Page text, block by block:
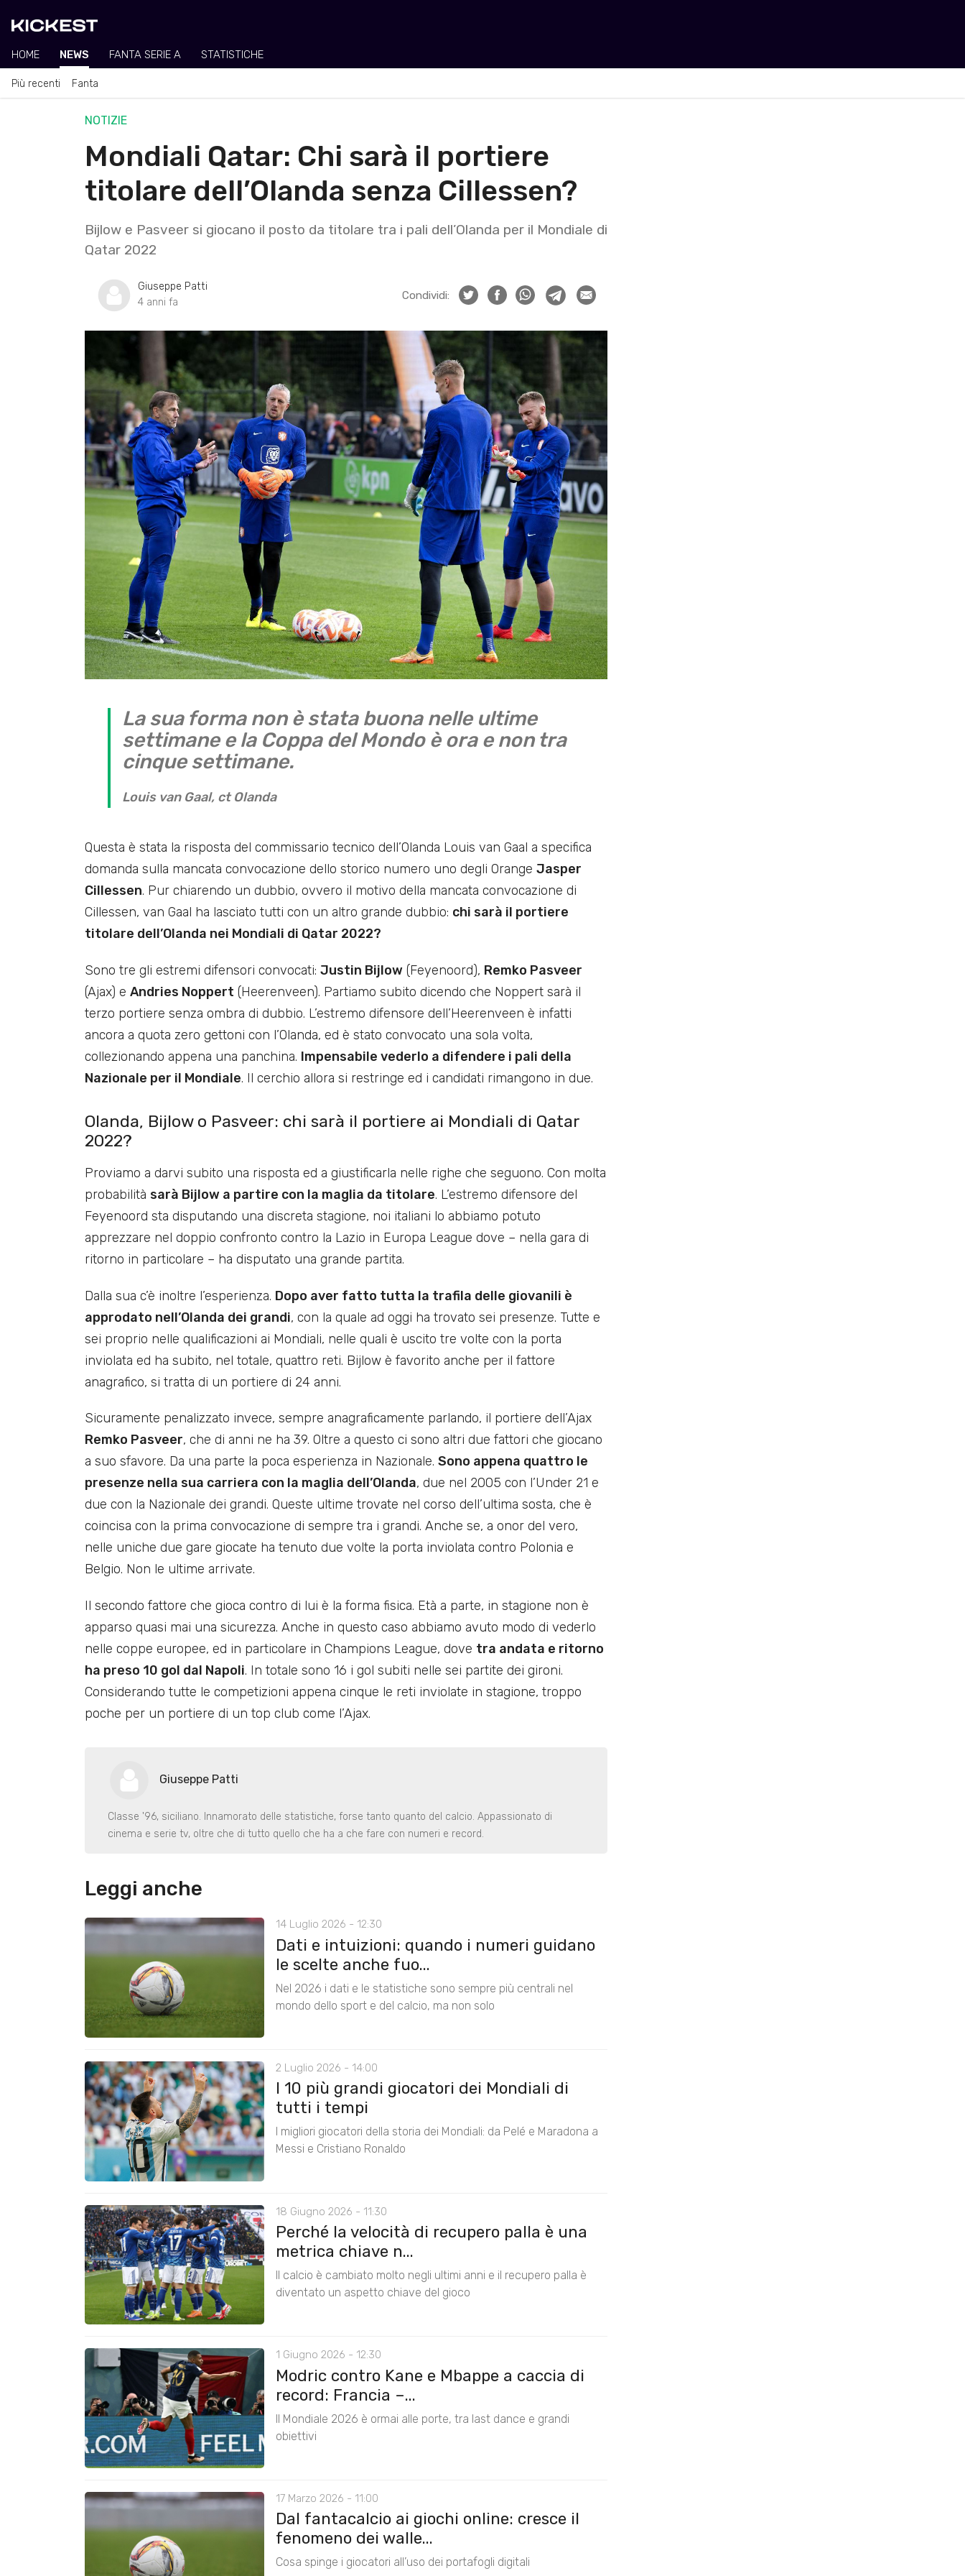
HOME NEWS FANTA SERIE A STATISTICHE
Più recenti Fanta
NOTIZIE
Mondiali Qatar: Chi sarà il portiere
titolare dell’Olanda senza Cillessen?
Bijlow e Pasveer si giocano il posto da titolare tra i pali dell’Olanda per il Mondiale di
Qatar 2022
Giuseppe Patti
4 anni fa
Condividi:
La sua forma non è stata buona nelle ultime
settimane e la Coppa del Mondo è ora e non tra
cinque settimane.
Louis van Gaal, ct Olanda
Questa è stata la risposta del commissario tecnico dell’Olanda Louis van Gaal a specifica
domanda sulla mancata convocazione dello storico numero uno degli Orange Jasper
Cillessen. Pur chiarendo un dubbio, ovvero il motivo della mancata convocazione di
Cillessen, van Gaal ha lasciato tutti con un altro grande dubbio: chi sarà il portiere
titolare dell’Olanda nei Mondiali di Qatar 2022?
Sono tre gli estremi difensori convocati: Justin Bijlow (Feyenoord), Remko Pasveer
(Ajax) e Andries Noppert (Heerenveen). Partiamo subito dicendo che Noppert sarà il
terzo portiere senza ombra di dubbio. L’estremo difensore dell’Heerenveen è infatti
ancora a quota zero gettoni con l’Olanda, ed è stato convocato una sola volta,
collezionando appena una panchina. Impensabile vederlo a difendere i pali della
Nazionale per il Mondiale. Il cerchio allora si restringe ed i candidati rimangono in due.
Olanda, Bijlow o Pasveer: chi sarà il portiere ai Mondiali di Qatar
2022?
Proviamo a darvi subito una risposta ed a giustificarla nelle righe che seguono. Con molta
probabilità sarà Bijlow a partire con la maglia da titolare. L’estremo difensore del
Feyenoord sta disputando una discreta stagione, noi italiani lo abbiamo potuto
apprezzare nel doppio confronto contro la Lazio in Europa League dove – nella gara di
ritorno in particolare – ha disputato una grande partita.
Dalla sua c’è inoltre l’esperienza. Dopo aver fatto tutta la trafila delle giovanili è
approdato nell’Olanda dei grandi, con la quale ad oggi ha trovato sei presenze. Tutte e
sei proprio nelle qualificazioni ai Mondiali, nelle quali è uscito tre volte con la porta
inviolata ed ha subito, nel totale, quattro reti. Bijlow è favorito anche per il fattore
anagrafico, si tratta di un portiere di 24 anni.
Sicuramente penalizzato invece, sempre anagraficamente parlando, il portiere dell’Ajax
Remko Pasveer, che di anni ne ha 39. Oltre a questo ci sono altri due fattori che giocano
a suo sfavore. Da una parte la poca esperienza in Nazionale. Sono appena quattro le
presenze nella sua carriera con la maglia dell’Olanda, due nel 2005 con l’Under 21 e
due con la Nazionale dei grandi. Queste ultime trovate nel corso dell’ultima sosta, che è
coincisa con la prima convocazione di sempre tra i grandi. Anche se, a onor del vero,
nelle uniche due gare giocate ha tenuto due volte la porta inviolata contro Polonia e
Belgio. Non le ultime arrivate.
Il secondo fattore che gioca contro di lui è la forma fisica. Età a parte, in stagione non è
apparso quasi mai una sicurezza. Anche in questo caso abbiamo avuto modo di vederlo
nelle coppe europee, ed in particolare in Champions League, dove tra andata e ritorno
ha preso 10 gol dal Napoli. In totale sono 16 i gol subiti nelle sei partite dei gironi.
Considerando tutte le competizioni appena cinque le reti inviolate in stagione, troppo
poche per un portiere di un top club come l’Ajax.
Giuseppe Patti
Classe '96, siciliano. Innamorato delle statistiche, forse tanto quanto del calcio. Appassionato di
cinema e serie tv, oltre che di tutto quello che ha a che fare con numeri e record.
Leggi anche
14 Luglio 2026 - 12:30
Dati e intuizioni: quando i numeri guidano
le scelte anche fuo...
Nel 2026 i dati e le statistiche sono sempre più centrali nel
mondo dello sport e del calcio, ma non solo
2 Luglio 2026 - 14:00
I 10 più grandi giocatori dei Mondiali di
tutti i tempi
I migliori giocatori della storia dei Mondiali: da Pelé e Maradona a
Messi e Cristiano Ronaldo
18 Giugno 2026 - 11:30
Perché la velocità di recupero palla è una
metrica chiave n...
Il calcio è cambiato molto negli ultimi anni e il recupero palla è
diventato un aspetto chiave del gioco
1 Giugno 2026 - 12:30
Modric contro Kane e Mbappe a caccia di
record: Francia –...
Il Mondiale 2026 è ormai alle porte, tra last dance e grandi
obiettivi
17 Marzo 2026 - 11:00
Dal fantacalcio ai giochi online: cresce il
fenomeno dei walle...
Cosa spinge i giocatori all’uso dei portafogli digitali